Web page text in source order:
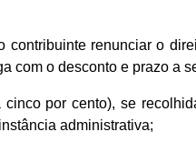
contribuinte renunciar o
com o desconto e prazo a
cinco por cento), se
administrativa;